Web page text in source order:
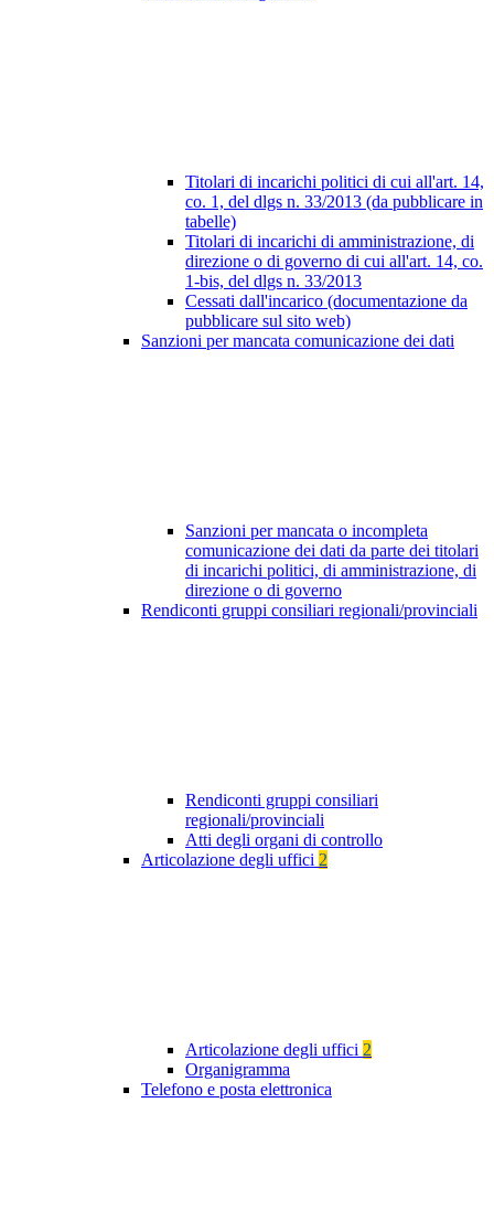
Titolari di incarichi politici di cui all'art. 14,
co. 1, del dlgs n. 33/2013 (da pubblicare in
tabelle)
Titolari di incarichi di amministrazione, di
direzione o di governo di cui all'art. 14, co.
1-bis, del dlgs n. 33/2013
Cessati dall'incarico (documentazione da
pubblicare sul sito web)
Sanzioni per mancata comunicazione dei dati
Sanzioni per mancata o incompleta
comunicazione dei dati da parte dei titolari
di incarichi politici, di amministrazione, di
direzione o di governo
Rendiconti gruppi consiliari regionali/provinciali
Rendiconti gruppi consiliari
regionali/provinciali
Atti degli organi di controllo
Articolazione degli uffici 2
Articolazione degli uffici 2
Organigramma
Telefono e posta elettronica